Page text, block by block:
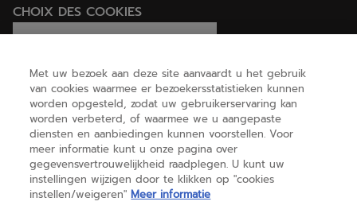
CHOIX DES COOKIES
HELP
OVER ONS
Met uw bezoek aan deze site aanvaardt u het gebruik
van cookies waarmee er bezoekersstatistieken kunnen
worden opgesteld, zodat uw gebruikerservaring kan
worden verbeterd, of waarmee we u aangepaste
diensten en aanbiedingen kunnen voorstellen. Voor
meer informatie kunt u onze pagina over
gegevensvertrouwelijkheid raadplegen. U kunt uw
instellingen wijzigen door te klikken op "cookies
instellen/weigeren" Meer informatie